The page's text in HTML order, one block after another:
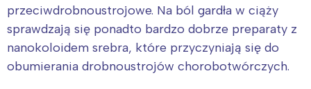
przeciwdrobnoustrojowe. Na ból gardła w ciąży
sprawdzają się ponadto bardzo dobrze preparaty z
nanokoloidem srebra, które przyczyniają się do
obumierania drobnoustrojów chorobotwórczych.